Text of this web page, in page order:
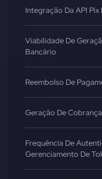
Integração Da API
Viabilidade De
Bancário
Reembolso De
Geração De
Frequência De
Gerenciamento De